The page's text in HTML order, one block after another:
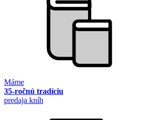
Máme
35-ročnú tradíciu
predaja kníh